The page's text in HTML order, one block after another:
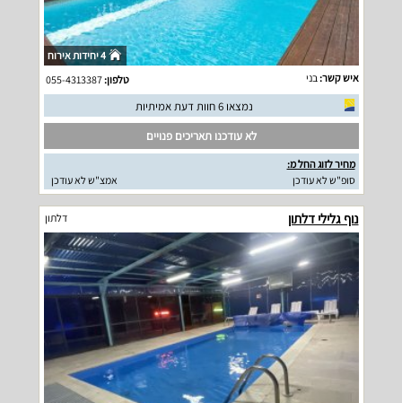
4 יחידות אירוח
איש קשר:בני טלפון:055-4313387
נמצאו 6 חוות דעת אמיתיות
לא עודכנו תאריכים פנויים
מחיר לזוג החל מ:
סופ"ש לא עודכן
אמצ"ש לא עודכן
נוף גלילי דלתון דלתון